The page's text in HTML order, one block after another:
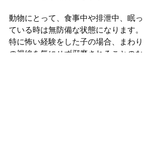
動物にとって、食事中や排泄中、眠っ
ている時は無防備な状態になります。
特に怖い経験をした子の場合、まわり
の視線を気にせず邪魔されることのな